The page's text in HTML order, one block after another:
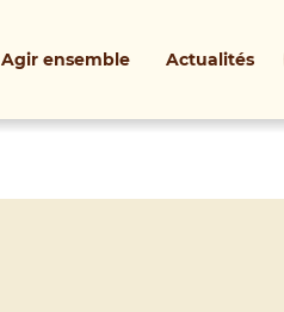
Agir ensemble Actualités